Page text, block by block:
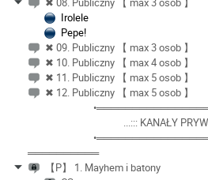
Irolele
Pepe!
✖ 09. Publiczny 【 max 3 osob 】
✖ 10. Publiczny 【 max 4 osob 】
✖ 11. Publiczny 【 max 5 osob 】
✖ 12. Publiczny 【 max 5 osob 】
...::: KANAŁY
══════════
【P】 1. Mayhem i batony